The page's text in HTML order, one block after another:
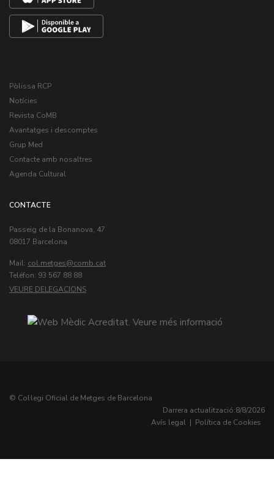
Pòlissa RCP
Notícies
Revista CoMB
Avantatges i descomptes
Grup Med
Contacte amb nosaltres
Agenda Cultural
CONTACTE
Passeig de la Bonanova, 47
08017 Barcelona
Mail: col.metges
Teléfon: 93 567 88 88
VEURE DELEGACIONS
© Col·legi Oficial de Metges de Barcelona
Darrera actualització:8/8/2026
Avís legal | Política de Cookies